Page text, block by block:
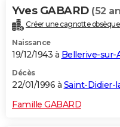
Yves GABARD (52
Créer une cagnotte
Naissance
19/12/1943 à Bellerive-sur-
Décès
22/01/1996 à Saint-Didier-
Famille GABARD